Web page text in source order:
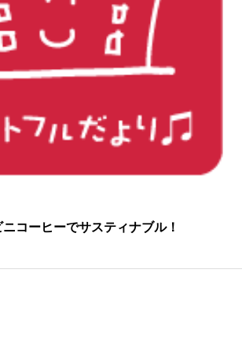
ニコーヒーでサスティナブル！